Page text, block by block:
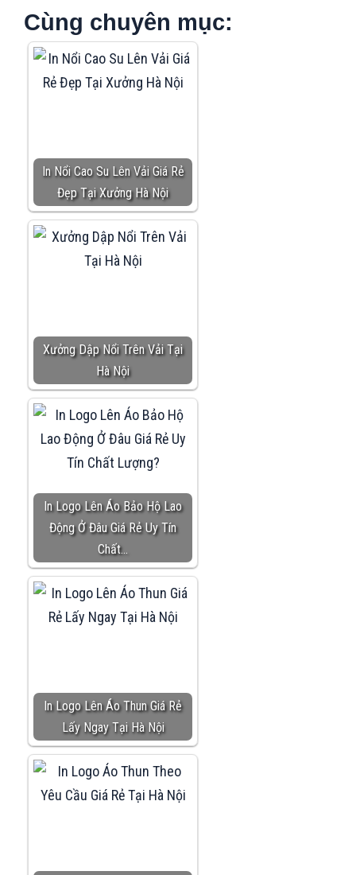
Cùng chuyên mục:
In Nổi Cao Su Lên Vải Giá Rẻ
Đẹp Tại Xưởng Hà Nội
Xưởng Dập Nổi Trên Vải Tại
Hà Nội
In Logo Lên Áo Bảo Hộ Lao
Động Ở Đâu Giá Rẻ Uy Tín
Chất…
In Logo Lên Áo Thun Giá Rẻ
Lấy Ngay Tại Hà Nội